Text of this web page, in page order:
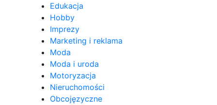
Edukacja
Hobby
Imprezy
Marketing i reklama
Moda
Moda i uroda
Motoryzacja
Nieruchomości
Obcojęzyczne